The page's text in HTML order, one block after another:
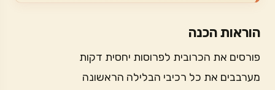
הוראות הכנה
פורסים את הכרובית לפרוסות יחסית דקות
מערבבים את כל רכיבי הבלילה הראשונה